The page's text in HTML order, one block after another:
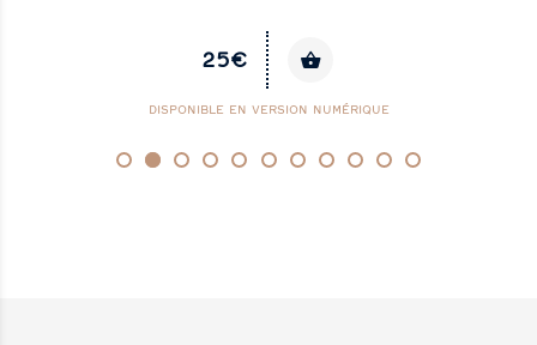
25€
DISPONIBLE EN VERSION NUMÉRIQUE